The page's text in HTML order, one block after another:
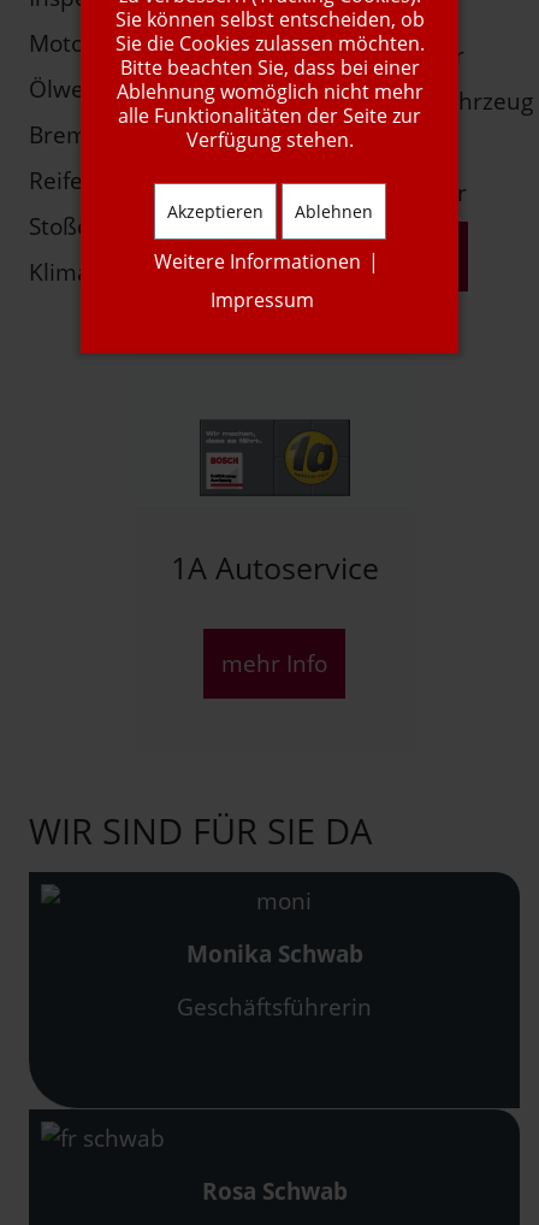
Motordiagnose
Ölwechsel
Bremsen
Reifen
Stoßdämpfer
Klimaservice
SaisonChecks
Komfortzubehör
Kundenersatzfahrzeug
Autogas
Young-/Oldtimer
mehr Info
1A Autoservice
mehr Info
WIR SIND FÜR SIE DA
Monika Schwab
Geschäftsführerin
Rosa Schwab
Sie können selbst entscheiden, ob
Sie die Cookies zulassen möchten.
Bitte beachten Sie, dass bei einer
Ablehnung womöglich nicht mehr
alle Funktionalitäten der Seite zur
Verfügung stehen.
Akzeptieren Ablehnen
Weitere Informationen |
Impressum